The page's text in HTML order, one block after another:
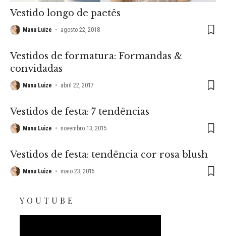
Vestido longo de paetês
Manu Luize agosto 22, 2018
Vestidos de formatura: Formandas &
convidadas
Manu Luize abril 22, 2017
Vestidos de festa: 7 tendências
Manu Luize novembro 13, 2015
Vestidos de festa: tendência cor rosa blush
Manu Luize maio 23, 2015
YOUTUBE